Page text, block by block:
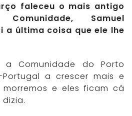
faleceu o mais antigo
Samuel
a última coisa que ele lhe
Comunidade do Porto
a crescer mais e
morremos e eles ficam cá